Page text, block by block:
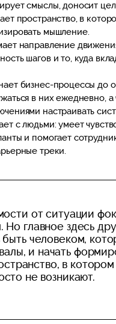
смыслы, доносит
пространство, в
мышление.
направление
шагов и то, куда
бизнес-процессы до
в них ежедневно, а
настраивать
с людьми: умеет
и помогает
треки.
от ситуации
Но главное здесь
быть человеком,
и начать
в котором
не возникают.